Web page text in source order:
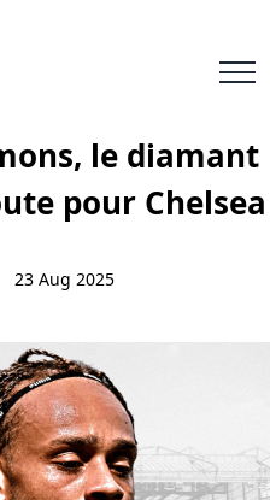
le diamant
pour Chelsea
23 Aug 2025